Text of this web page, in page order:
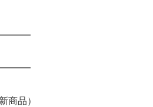
商品）